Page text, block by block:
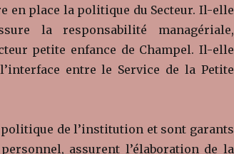
en place la politique du Secteur. Il-elle
la responsabilité managériale,
petite enfance de Champel. Il-elle
entre le Service de la Petite
de l’institution et sont garants
assurent l’élaboration de la